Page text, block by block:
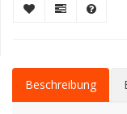
Beschreibung